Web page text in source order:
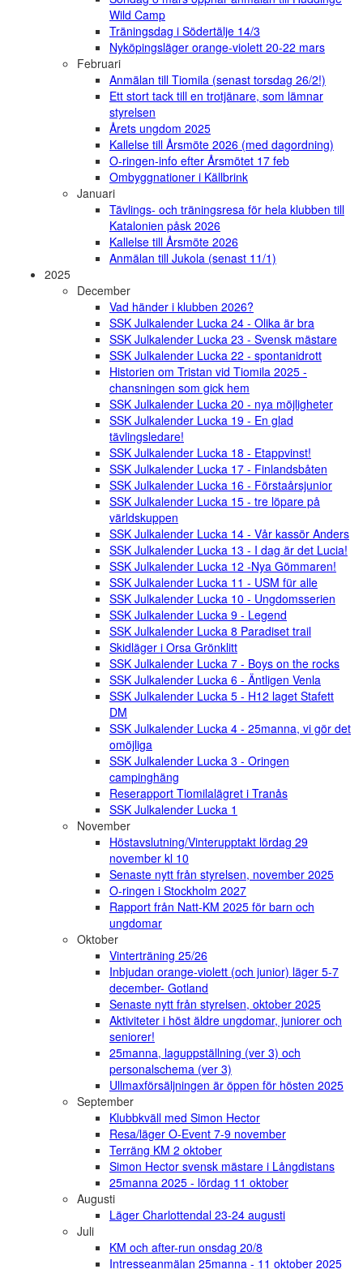
Wild Camp
Träningsdag i Södertälje 14/3
Nyköpingsläger orange-violett 20-22 mars
Februari
Anmälan till Tiomila (senast torsdag 26/2!)
Ett stort tack till en trotjänare, som lämnar
styrelsen
Årets ungdom 2025
Kallelse till Årsmöte 2026 (med dagordning)
O-ringen-info efter Årsmötet 17 feb
Ombyggnationer i Källbrink
Januari
Tävlings- och träningsresa för hela klubben till
Katalonien påsk 2026
Kallelse till Årsmöte 2026
Anmälan till Jukola (senast 11/1)
2025
December
Vad händer i klubben 2026?
SSK Julkalender Lucka 24 - Olika är bra
SSK Julkalender Lucka 23 - Svensk mästare
SSK Julkalender Lucka 22 - spontanidrott
Historien om Tristan vid Tiomila 2025 -
chansningen som gick hem
SSK Julkalender Lucka 20 - nya möjligheter
SSK Julkalender Lucka 19 - En glad
tävlingsledare!
SSK Julkalender Lucka 18 - Etappvinst!
SSK Julkalender Lucka 17 - Finlandsbåten
SSK Julkalender Lucka 16 - Förstaårsjunior
SSK Julkalender Lucka 15 - tre löpare på
världskuppen
SSK Julkalender Lucka 14 - Vår kassör Anders
SSK Julkalender Lucka 13 - I dag är det Lucia!
SSK Julkalender Lucka 12 -Nya Gömmaren!
SSK Julkalender Lucka 11 - USM für alle
SSK Julkalender Lucka 10 - Ungdomsserien
SSK Julkalender Lucka 9 - Legend
SSK Julkalender Lucka 8 Paradiset trail
Skidläger i Orsa Grönklitt
SSK Julkalender Lucka 7 - Boys on the rocks
SSK Julkalender Lucka 6 - Äntligen Venla
SSK Julkalender Lucka 5 - H12 laget Stafett
DM
SSK Julkalender Lucka 4 - 25manna, vi gör det
omöjliga
SSK Julkalender Lucka 3 - Oringen
campinghäng
Reserapport Tiomilalägret i Tranås
SSK Julkalender Lucka 1
November
Höstavslutning/Vinterupptakt lördag 29
november kl 10
Senaste nytt från styrelsen, november 2025
O-ringen i Stockholm 2027
Rapport från Natt-KM 2025 för barn och
ungdomar
Oktober
Vinterträning 25/26
Inbjudan orange-violett (och junior) läger 5-7
december- Gotland
Senaste nytt från styrelsen, oktober 2025
Aktiviteter i höst äldre ungdomar, juniorer och
seniorer!
25manna, laguppställning (ver 3) och
personalschema (ver 3)
Ullmaxförsäljningen är öppen för hösten 2025
September
Klubbkväll med Simon Hector
Resa/läger O-Event 7-9 november
Terräng KM 2 oktober
Simon Hector svensk mästare i Långdistans
25manna 2025 - lördag 11 oktober
Augusti
Läger Charlottendal 23-24 augusti
Juli
KM och after-run onsdag 20/8
Intresseanmälan 25manna - 11 oktober 2025